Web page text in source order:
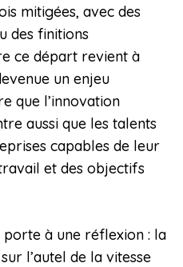
mitigées, avec des
des finitions
ce départ revient à
un enjeu
que l’innovation
aussi que les talents
capables de leur
et des objectifs
à une réflexion : la
l’autel de la vitesse